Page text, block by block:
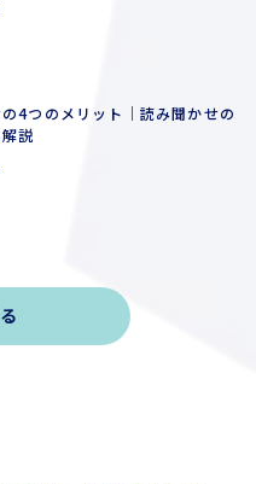
4つのメリット｜読み聞かせの
説